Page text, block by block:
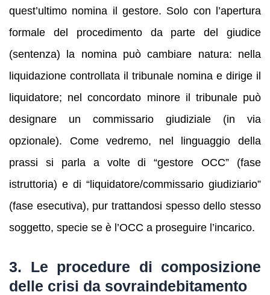
quest’ultimo nomina il gestore. Solo con l’apertura
formale del procedimento da parte del giudice
(sentenza) la nomina può cambiare natura: nella
liquidazione controllata il tribunale nomina e dirige il
liquidatore; nel concordato minore il tribunale può
designare un commissario giudiziale (in via
opzionale). Come vedremo, nel linguaggio della
prassi si parla a volte di “gestore OCC” (fase
istruttoria) e di “liquidatore/commissario giudiziario”
(fase esecutiva), pur trattandosi spesso dello stesso
soggetto, specie se è l’OCC a proseguire l’incarico.
3. Le procedure di composizione
delle crisi da sovraindebitamento